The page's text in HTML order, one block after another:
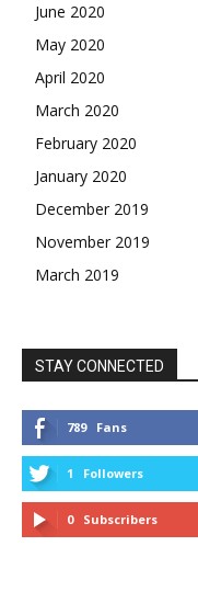
June 2020
May 2020
April 2020
March 2020
February 2020
January 2020
December 2019
November 2019
March 2019
STAY CONNECTED
789 Fans
1 Followers
0 Subscribers